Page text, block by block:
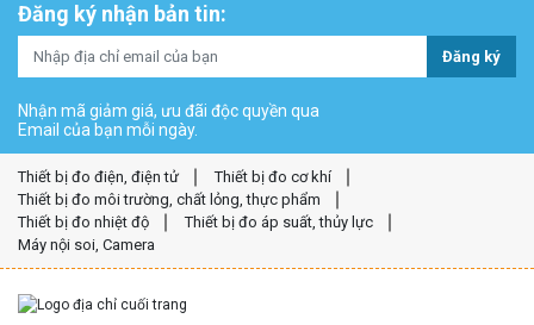
Đăng ký nhận bản tin:
Đăng ký
Nhận mã giảm giá, ưu đãi độc quyền qua
Email của bạn mỗi ngày.
Thiết bị đo điện, điện tử
Thiết bị đo cơ khí
Thiết bị đo môi trường, chất lỏng, thực phẩm
Thiết bị đo nhiệt độ
Thiết bị đo áp suất, thủy lực
Máy nội soi, Camera